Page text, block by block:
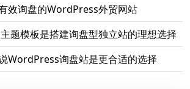
效询盘的WordPress外贸网站
题模板是搭建询盘型独立站的理想选择
WordPress询盘站是更合适的选择